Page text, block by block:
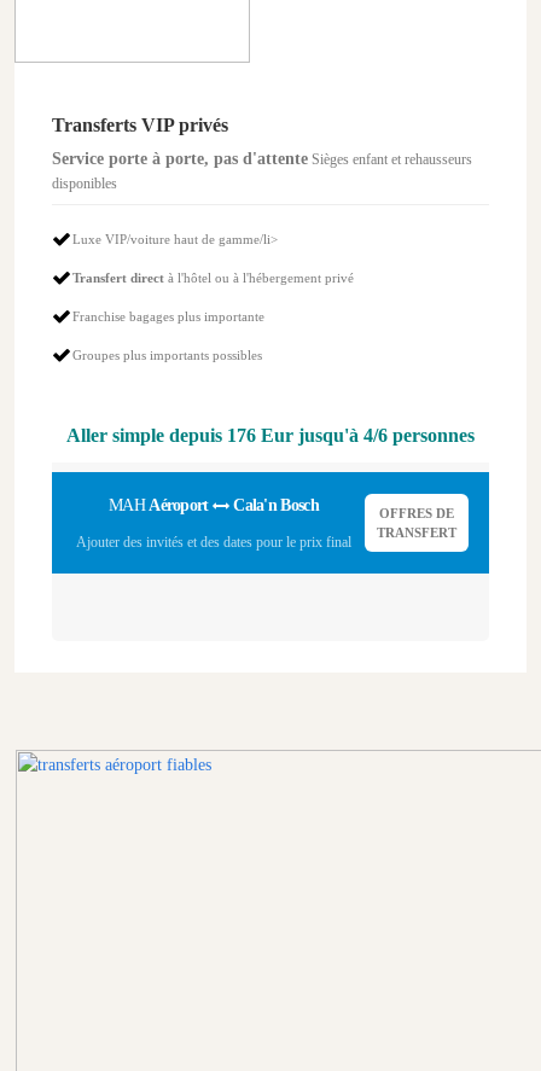
Transferts VIP privés
Service porte à porte, pas d'attente Sièges enfant et rehausseurs
disponibles
Luxe VIP/voiture haut de gamme/li>
Transfert directà l'hôtel ou à l'hébergement privé
Franchise bagages plus importante
Groupes plus importants possibles
Aller simple depuis 176 Eur jusqu'à 4/6 personnes
MAH Aéroport Cala'n Bosch
Ajouter des invités et des dates pour le prix final
OFFRES DE
TRANSFERT